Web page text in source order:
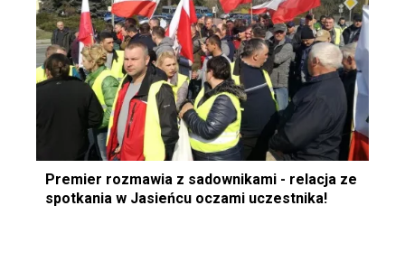
Premier rozmawia z sadownikami - relacja ze
spotkania w Jasieńcu oczami uczestnika!